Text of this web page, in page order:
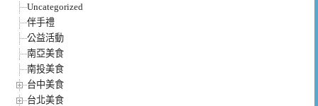
Uncategorized
伴手禮
公益活動
南亞美食
南投美食
台中美食
台北美食